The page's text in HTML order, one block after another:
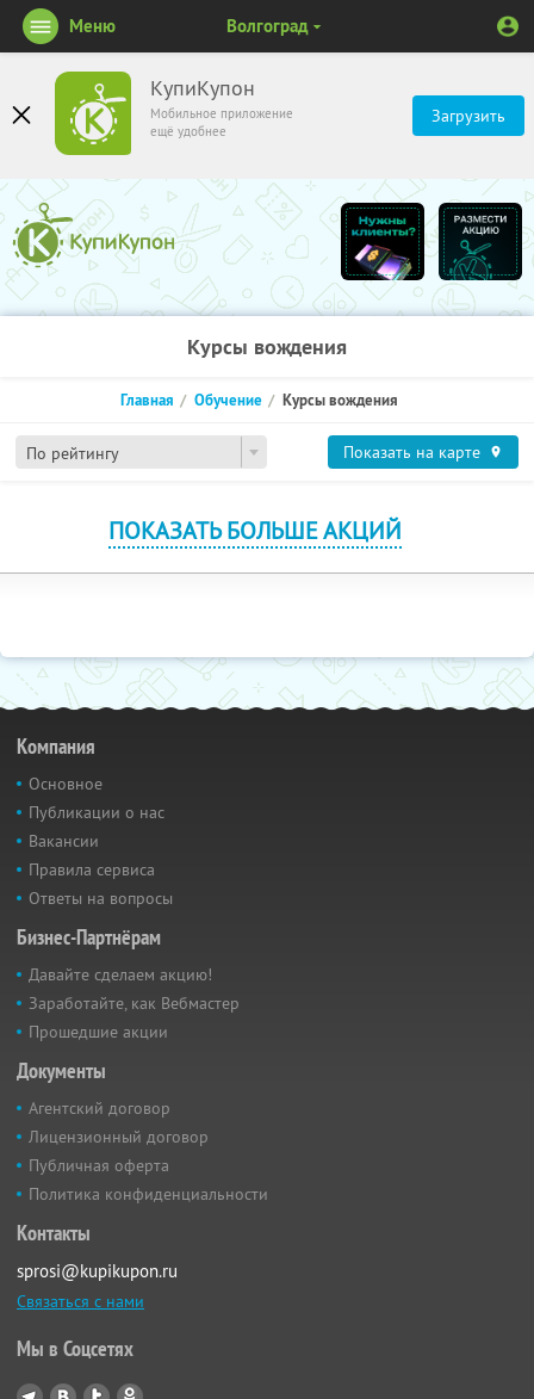
КупиКупон
Мобильное приложение
ещё удобнее
Загрузить
Меню Волгоград
Курсы вождения
По рейтингу
Главная Обучение Курсы вождения
Показать на карте
ПОКАЗАТЬ БОЛЬШЕ АКЦИЙ
Компания
Основное
Публикации о нас
Вакансии
Правила сервиса
Ответы на вопросы
Бизнес-Партнёрам
Давайте сделаем акцию!
Заработайте, как Вебмастер
Прошедшие акции
Документы
Агентский договор
Лицензионный договор
Публичная оферта
Политика конфиденциальности
Контакты
sprosi@kupikupon.ru
Связаться с нами
Мы в Соцсетях